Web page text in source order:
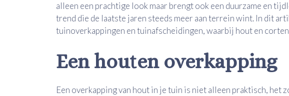
alleen een prachtige look maar brengt ook een duurzame en
trend die de laatste jaren steeds meer aan terrein wint. In dit
tuinoverkappingen en tuinafscheidingen, waarbij hout en
Een houten overkapping
Een overkapping van hout in je tuin is niet alleen praktisch, het